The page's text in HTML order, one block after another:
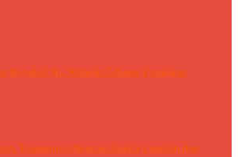
Boyolali Hj. Widodo Cabang Pemalang
Tempatnya Mencari Aneka Cemilan dan